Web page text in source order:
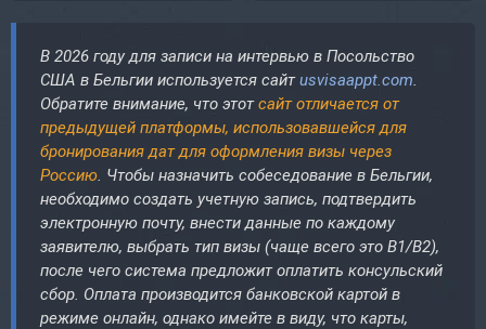
В 2026 году для записи на интервью в Посольство
США в Бельгии используется сайтusvisaappt.com.
Обратите внимание, что этотсайт отличается от
предыдущей платформы, использовавшейся для
бронирования дат для оформления визы через
Россию. Чтобы назначить собеседование в Бельгии,
необходимо создать учетную запись, подтвердить
электронную почту, внести данные по каждому
заявителю, выбрать тип визы (чаще всего это B1/B2),
после чего система предложит оплатить консульский
сбор. Оплата производится банковской картой в
режиме онлайн, однако имейте в виду, что карты,